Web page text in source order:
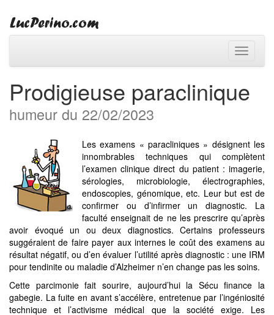
Toggle
Prodigieuse paraclinique
humeur du 22/02/2023
Les examens « paracliniques » désignent les
innombrables techniques qui complètent
l’examen clinique direct du patient : imagerie,
sérologies, microbiologie, électrographies,
endoscopies, génomique, etc. Leur but est de
confirmer ou d’infirmer un diagnostic. La
faculté enseignait de ne les prescrire qu’après
avoir évoqué un ou deux diagnostics. Certains professeurs
suggéraient de faire payer aux internes le coût des examens au
résultat négatif, ou d’en évaluer l’utilité après diagnostic : une IRM
pour tendinite ou maladie d’Alzheimer n’en change pas les soins.
Cette parcimonie fait sourire, aujourd’hui la Sécu finance la
gabegie. La fuite en avant s’accélère, entretenue par l’ingéniosité
technique et l’activisme médical que la société exige. Les